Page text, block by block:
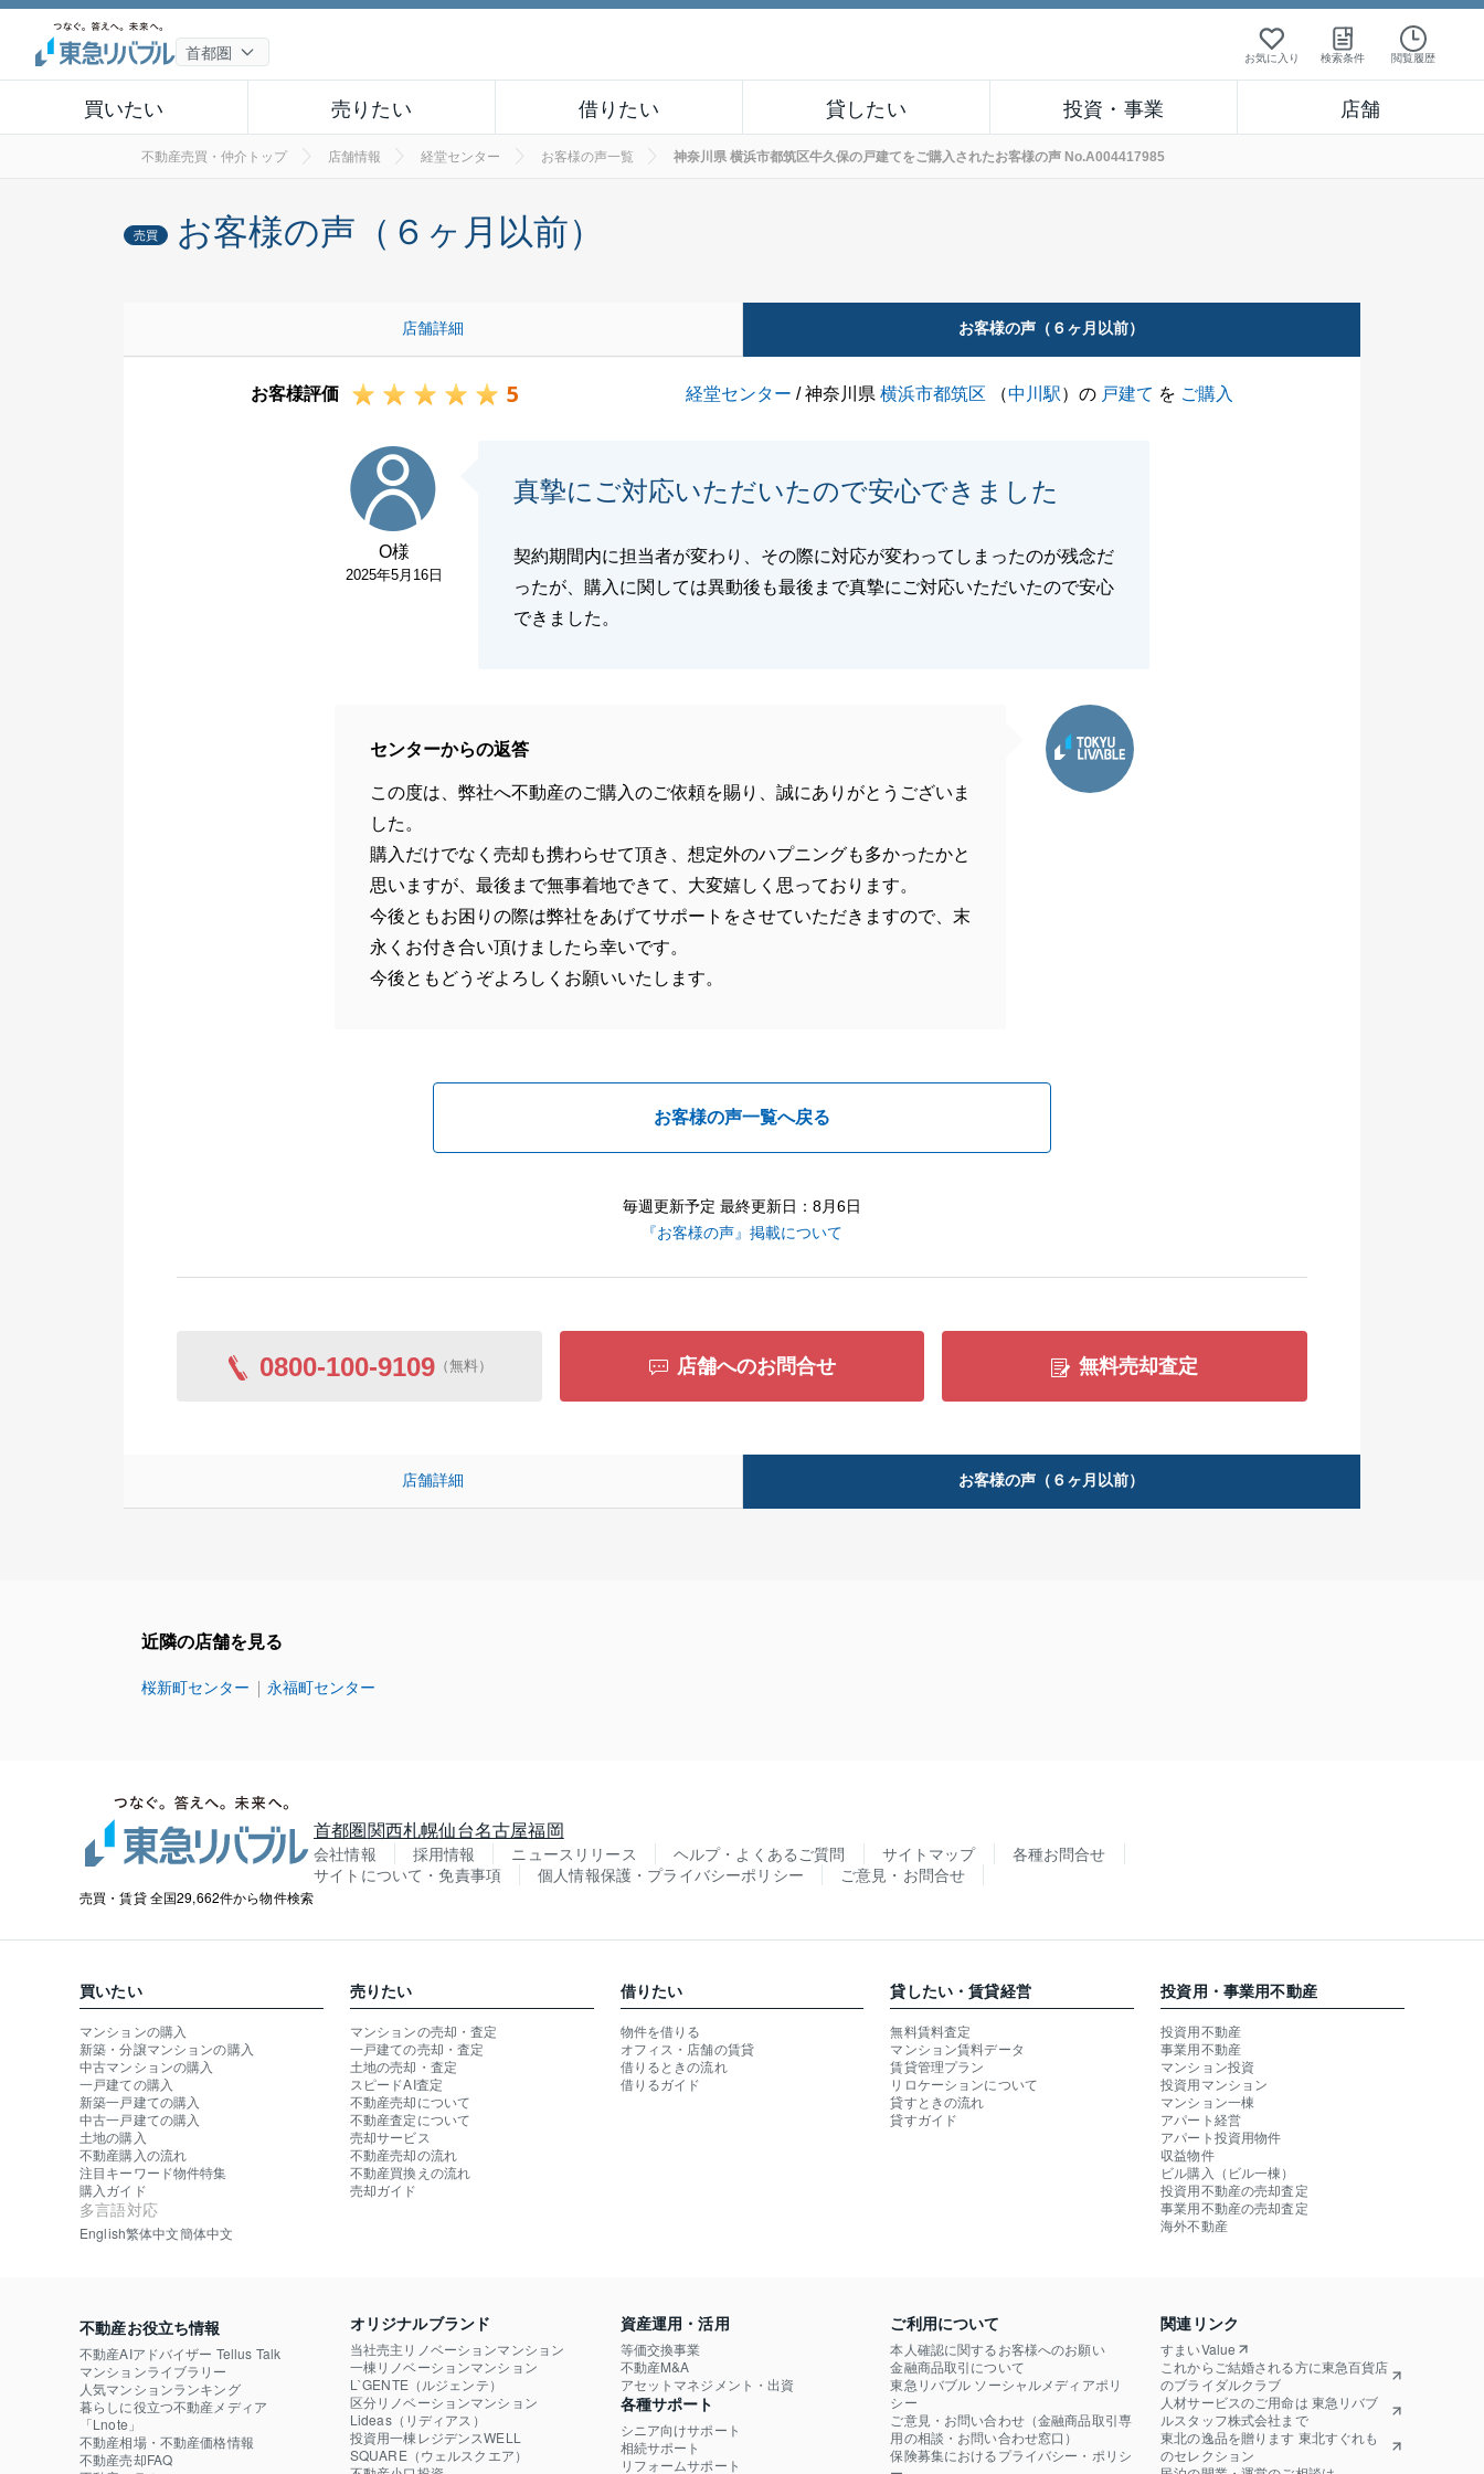
お気に入り 検索条件 閲覧履歴
買いたい 売りたい 借りたい 貸したい 投資・事業 店舗
不動産売買・仲介トップ 店舗情報 経堂センター お客様の声一覧 神奈川県 横浜市都筑区牛久保の戸建てをご購入されたお客様の声 No.A004417985
売買 お客様の声（６ヶ月以前）
店舗詳細 お客様の声（６ヶ月以前）
お客様評価 5 経堂センター / 神奈川県横浜市都筑区 （中川駅）の 戸建て を ご購入
O様
2025年5月16日
真摯にご対応いただいたので安心できました
契約期間内に担当者が変わり、その際に対応が変わってしまったのが残念だ
ったが、購入に関しては異動後も最後まで真摯にご対応いただいたので安心
できました。
センターからの返答
この度は、弊社へ不動産のご購入のご依頼を賜り、誠にありがとうございま
した。
購入だけでなく売却も携わらせて頂き、想定外のハプニングも多かったかと
思いますが、最後まで無事着地できて、大変嬉しく思っております。
今後ともお困りの際は弊社をあげてサポートをさせていただきますので、末
永くお付き合い頂けましたら幸いです。
今後ともどうぞよろしくお願いいたします。
お客様の声一覧へ戻る
毎週更新予定 最終更新日：8月6日
『お客様の声』掲載について
0800-100-9109 （無料） 店舗へのお問合せ 無料売却査定
店舗詳細 お客様の声（６ヶ月以前）
近隣の店舗を見る
桜新町センター 永福町センター
売買・賃貸 全国29,662件から物件検索
首都圏関西札幌仙台名古屋福岡
会社情報 採用情報 ニュースリリース ヘルプ・よくあるご質問 サイトマップ
各種お問合せ
サイトについて・免責事項
個人情報保護・プライバシーポリシー ご意見・お問合せ
買いたい
マンションの購入
新築・分譲マンションの購入
中古マンションの購入
一戸建ての購入
新築一戸建ての購入
中古一戸建ての購入
土地の購入
不動産購入の流れ
注目キーワード物件特集
購入ガイド
多言語対応
English繁体中文簡体中文
売りたい
マンションの売却・査定
一戸建ての売却・査定
土地の売却・査定
スピードAI査定
不動産売却について
不動産査定について
売却サービス
不動産売却の流れ
不動産買換えの流れ
売却ガイド
借りたい
物件を借りる
オフィス・店舗の賃貸
借りるときの流れ
借りるガイド
貸したい・賃貸経営
無料賃料査定
マンション賃料データ
賃貸管理プラン
リロケーションについて
貸すときの流れ
貸すガイド
投資用・事業用不動産
投資用不動産
事業用不動産
マンション投資
投資用マンション
マンション一棟
アパート経営
アパート投資用物件
収益物件
ビル購入（ビル一棟）
投資用不動産の売却査定
事業用不動産の売却査定
海外不動産
不動産お役立ち情報
不動産AIアドバイザー Tellus Talk
マンションライブラリー
人気マンションランキング
暮らしに役立つ不動産メディア
「Lnote」
不動産相場・不動産価格情報
不動産売却FAQ
オリジナルブランド
当社売主リノベーションマンション
一棟リノベーションマンション
L`GENTE（ルジェンテ）
区分リノベーションマンション
Lideas（リディアス）
投資用一棟レジデンスWELL
SQUARE（ウェルスクエア）
資産運用・活用
等価交換事業
不動産M&A
アセットマネジメント・出資
各種サポート
シニア向けサポート
相続サポート
リフォームサポート
ご利用について
本人確認に関するお客様へのお願い
金融商品取引について
東急リバブル ソーシャルメディアポリ
シー
ご意見・お問い合わせ（金融商品取引専
用の相談・お問い合わせ窓口）
保険募集におけるプライバシー・ポリシ
関連リンク
すまいValue
これからご結婚される方に東急百貨店
のブライダルクラブ
人材サービスのご用命は 東急リバブ
ルスタッフ株式会社まで
東北の逸品を贈ります 東北すぐれも
のセレクション